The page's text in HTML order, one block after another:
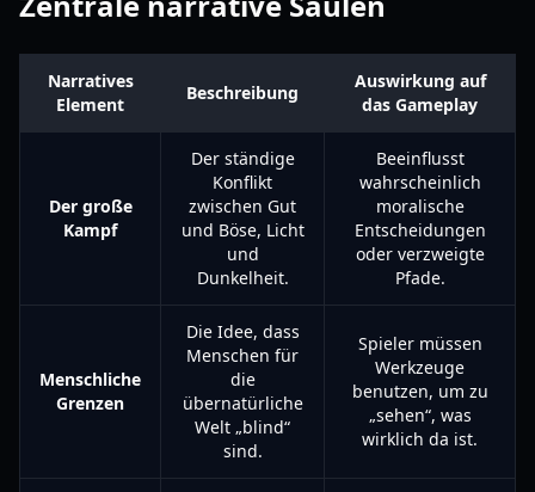
Narratives
Element
Beschreibung
Auswirkung auf
das Gameplay
Der große
Kampf
Der ständige
Konflikt
zwischen Gut
und Böse, Licht
und
Dunkelheit.
Beeinflusst
wahrscheinlich
moralische
Entscheidungen
oder verzweigte
Pfade.
Menschliche
Grenzen
Die Idee, dass
Menschen für
die
übernatürliche
Welt „blind“
sind.
Spieler müssen
Werkzeuge
benutzen, um zu
„sehen“, was
wirklich da ist.